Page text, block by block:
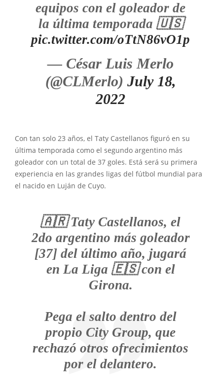
equipos con el goleador de
la última temporada 🇺🇸
pic.twitter.com/oTtN86vO1p
— César Luis Merlo
(@CLMerlo) July 18,
2022
Con tan solo 23 años, el Taty Castellanos figuró en su
última temporada como el segundo argentino más
goleador con un total de 37 goles. Está será su primera
experiencia en las grandes ligas del fútbol mundial para
el nacido en Luján de Cuyo.
🇦🇷 Taty Castellanos, el
2do argentino más goleador
[37] del último año, jugará
en La Liga 🇪🇸 con el
Girona.
Pega el salto dentro del
propio City Group, que
rechazó otros ofrecimientos
por el delantero.